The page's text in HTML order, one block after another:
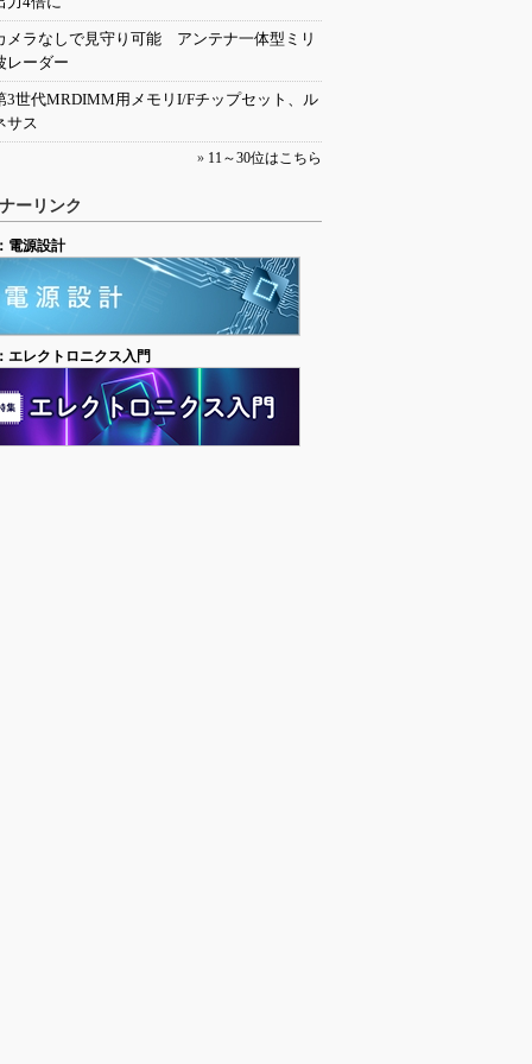
メラなしで見守り可能 アンテナ一体型ミリ
レーダー
3世代MRDIMM用メモリI/Fチップセット、ル
サス
» 11～30位はこちら
ーリンク
電源設計
エレクトロニクス入門